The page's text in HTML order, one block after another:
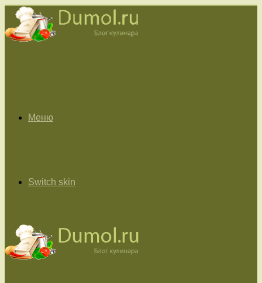
Меню
Switch skin